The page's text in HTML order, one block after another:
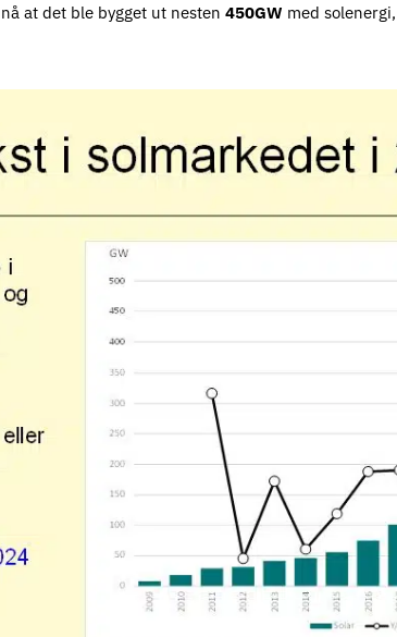
at det ble bygget ut nesten 450GW med